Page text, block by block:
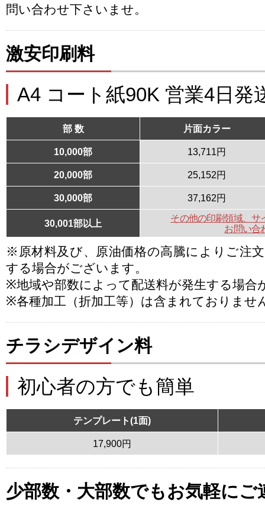
問い合わせ下さいませ。
激安印刷料
A4 コート紙90K 営業4日発
部 数 片面カラー
10,000部 13,711円
20,000部 25,152円
30,000部 37,162円
30,001部以上
その他の印刷領域、サ
お問い合
※原材料及び、原油価格の高騰によりご注
する場合がございます。
※地域や部数によって配送料が発生する場合
※各種加工（折加工等）は含まれておりませ
チラシデザイン料
初心者の方でも簡単
テンプレート(1面)
17,900円
少部数・大部数でもお気軽にご